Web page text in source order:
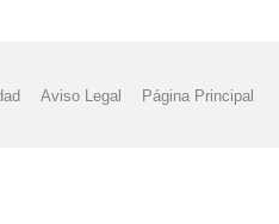
Aviso Legal Página Principal